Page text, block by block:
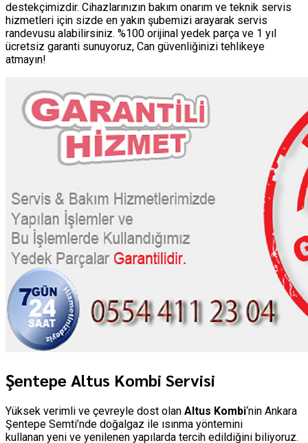
destekçimizdir. Cihazlarınızın bakım onarım ve teknik servis
hizmetleri için sizde en yakın şubemizi arayarak servis
randevusu alabilirsiniz. %100 orijinal yedek parça ve 1 yıl
ücretsiz garanti sunuyoruz, Can güvenliğinizi tehlikeye
atmayın!
Şentepe Altus Kombi Servisi
Yüksek verimli ve çevreyle dost olan Altus Kombi‘nin Ankara
Şentepe Semti’nde doğalgaz ile ısınma yöntemini
kullanan yeni ve yenilenen yapılarda tercih edildiğini biliyoruz.